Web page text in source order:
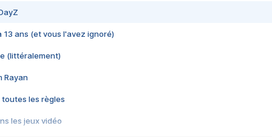
13 ans (et vous l'avez ignoré)
(littéralement)
Rayan
toutes les règles
les jeux vidéo